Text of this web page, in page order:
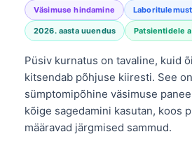
Väsimuse hindamine
2026. aasta uuendus Patsientidele
Püsiv kurnatus on tavaline, kuid
kitsendab põhjuse kiiresti. See
sümptomipõhine väsimuse
kõige sagedamini kasutan, koos
määravad järgmised sammud.